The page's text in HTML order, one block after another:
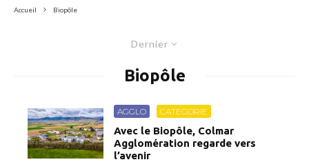
Accueil Biopôle
Dernier
Biopôle
AGGLO CATEGORIE
Avec le Biopôle, Colmar
Agglomération regarde vers
l’avenir